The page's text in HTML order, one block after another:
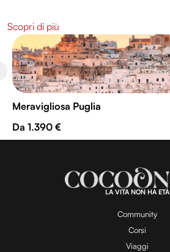
Scopri di più
Meravigliosa Puglia
Da 1.390 €
LA VITA NON HA ETÀ
Community
Corsi
Viaggi